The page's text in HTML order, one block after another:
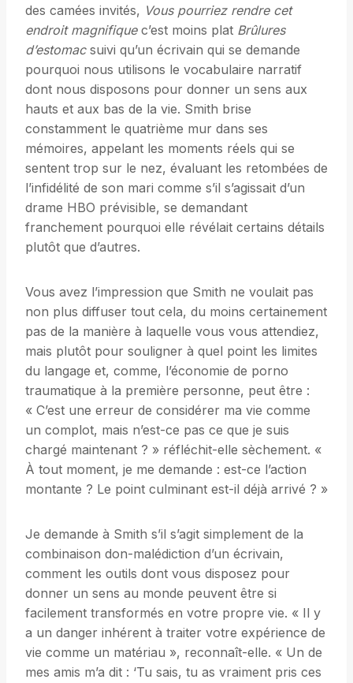
des camées invités, Vous pourriez rendre cet
endroit magnifiquec’est moins plat Brûlures
d’estomacsuivi qu’un écrivain qui se demande
pourquoi nous utilisons le vocabulaire narratif
dont nous disposons pour donner un sens aux
hauts et aux bas de la vie. Smith brise
constamment le quatrième mur dans ses
mémoires, appelant les moments réels qui se
sentent trop sur le nez, évaluant les retombées de
l’infidélité de son mari comme s’il s’agissait d’un
drame HBO prévisible, se demandant
franchement pourquoi elle révélait certains détails
plutôt que d’autres.
Vous avez l’impression que Smith ne voulait pas
non plus diffuser tout cela, du moins certainement
pas de la manière à laquelle vous vous attendiez,
mais plutôt pour souligner à quel point les limites
du langage et, comme, l’économie de porno
traumatique à la première personne, peut être :
« C’est une erreur de considérer ma vie comme
un complot, mais n’est-ce pas ce que je suis
chargé maintenant ? » réfléchit-elle sèchement. «
À tout moment, je me demande : est-ce l’action
montante ? Le point culminant est-il déjà arrivé ? »
Je demande à Smith s’il s’agit simplement de la
combinaison don-malédiction d’un écrivain,
comment les outils dont vous disposez pour
donner un sens au monde peuvent être si
facilement transformés en votre propre vie. « Il y
a un danger inhérent à traiter votre expérience de
vie comme un matériau », reconnaît-elle. « Un de
mes amis m’a dit : ‘Tu sais, tu as vraiment pris ces